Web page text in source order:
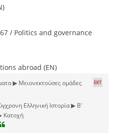
/ Politics and governance
abroad (EN)
▶ Μειονεκτούσες ομάδες
Ελληνική Ιστορία ▶ Β'
Κατοχή